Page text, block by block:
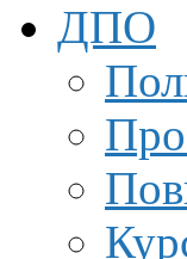
ДПО